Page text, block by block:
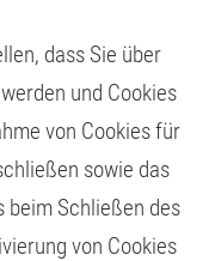
dass Sie über
und Cookies
von Cookies für
sowie das
beim Schließen des
von Cookies